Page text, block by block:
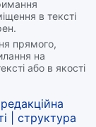
в тексті
прямого,
на
або в якості
редакційна
структура